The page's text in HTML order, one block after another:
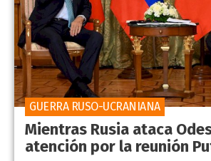
Mientras Rusia ataca
atención por la reunión
GUERRA RUSO-UCRANIANA